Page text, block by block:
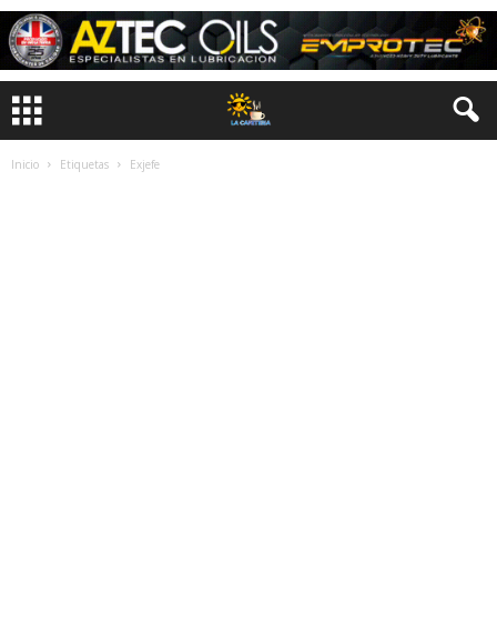
Inicio Etiquetas Exjefe